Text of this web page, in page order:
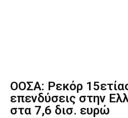
ΟΟΣΑ: Ρεκόρ
επενδύσεις στην
στα 7,6 δισ. ευρώ